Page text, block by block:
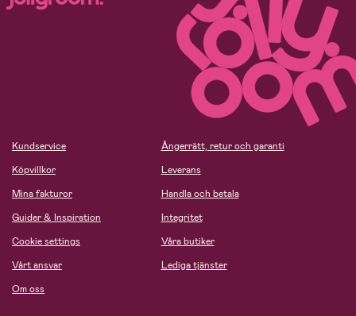
Kundservice
Köpvillkor
Mina fakturor
Guider & Inspiration
Cookie settings
Vårt ansvar
Om oss
Ångerrätt, retur och garanti
Leverans
Handla och betala
Integritet
Våra butiker
Lediga tjänster